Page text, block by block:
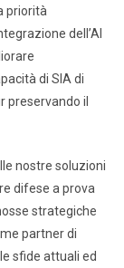
priorità
dell’AI
di SIA di
preservando il
nostre soluzioni
difese a prova
strategiche
partner di
sfide attuali ed